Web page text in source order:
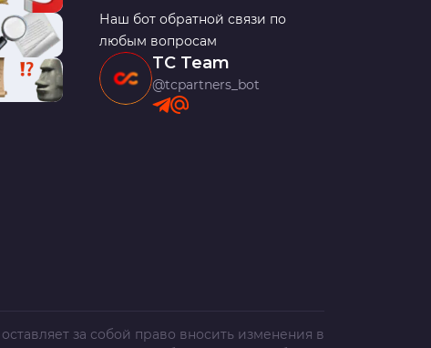
Наш бот обратной связи по
любым вопросам
TC Team
@tcpartners_bot
за собой право вносить изменения в